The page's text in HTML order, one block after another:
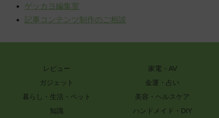
ゲッカヨ編集室
記事コンテンツ制作のご相談
レビュー
家電・AV
ガジェット
金運・占い
暮らし・生活・ペット
美容・ヘルスケア
知識
ハンドメイド・DIY